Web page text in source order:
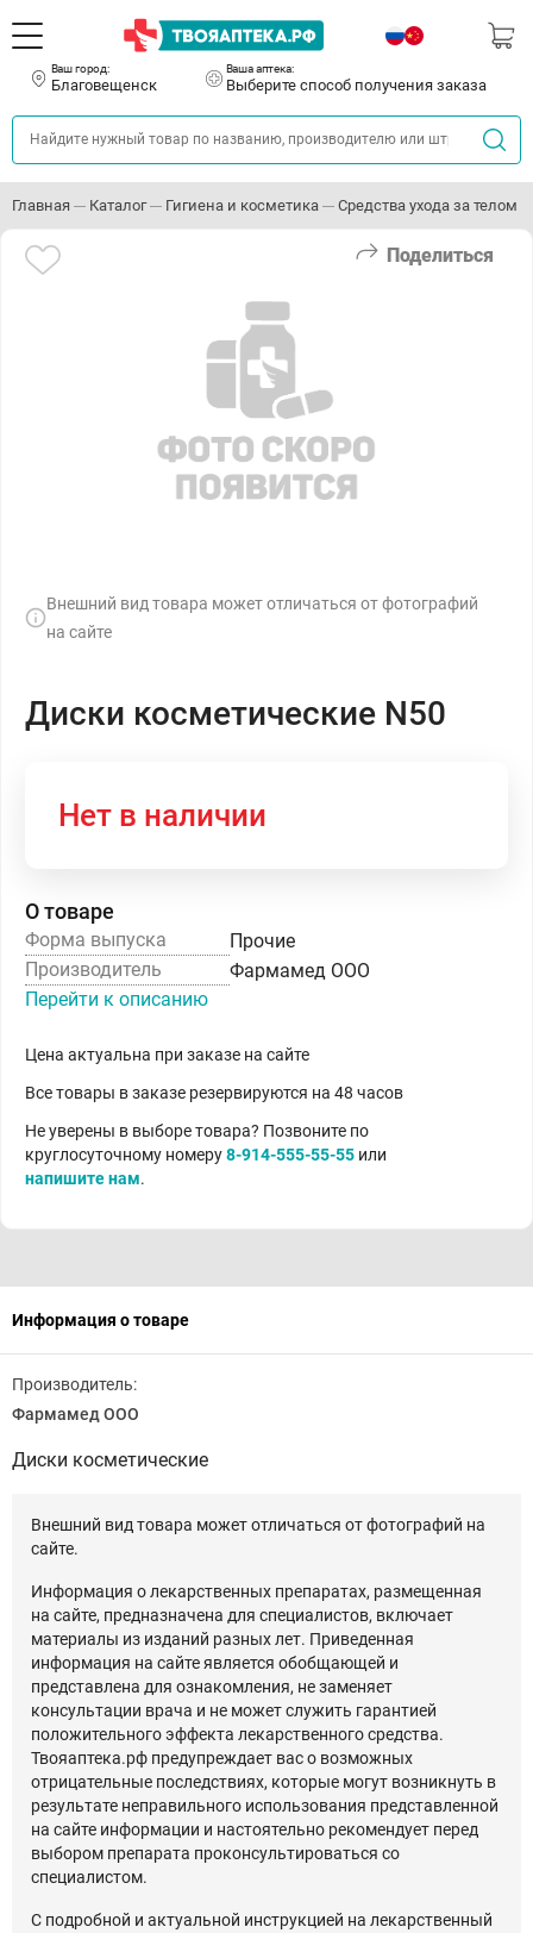
Ваш город:
Благовещенск
Ваша аптека:
Выберите способ получения заказа
Главная Каталог Гигиена и косметика Средства ухода за телом
Поделиться
Внешний вид товара может отличаться от фотографий
на сайте
Диски косметические N50
Нет в наличии
О товаре
Форма выпуска
Прочие
Производитель
Фармамед ООО
Перейти к описанию
Цена актуальна при заказе на сайте
Все товары в заказе резервируются на 48 часов
Не уверены в выборе товара? Позвоните по
круглосуточному номеру8-914-555-55-55 или
напишите нам.
Информация о товаре
Производитель:
Фармамед ООО
Диски косметические
Внешний вид товара может отличаться от фотографий на
сайте.
Информация о лекарственных препаратах, размещенная
на сайте, предназначена для специалистов, включает
материалы из изданий разных лет. Приведенная
информация на сайте является обобщающей и
представлена для ознакомления, не заменяет
консультации врача и не может служить гарантией
положительного эффекта лекарственного средства.
Твояаптека.рф предупреждает вас о возможных
отрицательные последствиях, которые могут возникнуть в
результате неправильного использования представленной
на сайте информации и настоятельно рекомендует перед
выбором препарата проконсультироваться со
специалистом.
С подробной и актуальной инструкцией на лекарственный